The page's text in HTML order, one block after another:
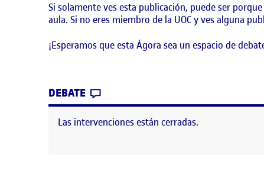
Si solamente ves esta publicación, puede ser
aula. Si no eres miembro de la UOC y ves alguna
¡Esperamos que esta Ágora sea un espacio de
DEBATE
Las intervenciones están cerradas.